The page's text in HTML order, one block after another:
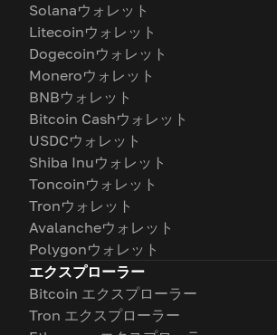
Solanaウォレット
Litecoinウォレット
Dogecoinウォレット
Moneroウォレット
BNBウォレット
Bitcoin Cashウォレット
USDCウォレット
Shiba Inuウォレット
Toncoinウォレット
Tronウォレット
Avalancheウォレット
Polygonウォレット
エクスプローラー
Bitcoin エクスプローラー
Tron エクスプローラー